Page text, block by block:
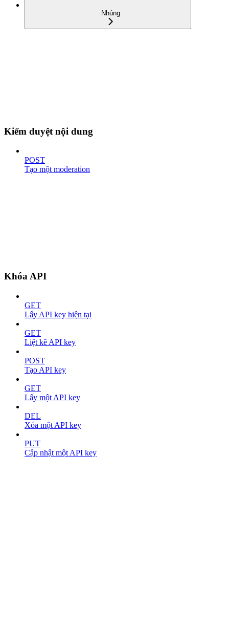
Nhúng
Kiểm duyệt nội dung
POST
Tạo một moderation
Khóa API
GET
Lấy API key hiện tại
GET
Liệt kê API key
POST
Tạo API key
GET
Lấy một API key
DEL
Xóa một API key
PUT
Cập nhật một API key